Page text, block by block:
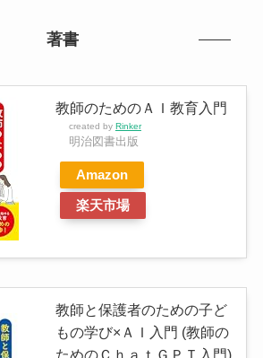
著書
教師のためのＡＩ教育入門
created by Rinker
明治図書出版
Amazon
楽天市場
教師と保護者のための子ど
もの学び×ＡＩ入門 (教師の
ためのＣｈａｔＧＰＴ入門)